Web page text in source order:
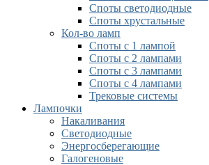
Споты светодиодные
Споты хрустальные
Кол-во ламп
Споты с 1 лампой
Споты с 2 лампами
Споты с 3 лампами
Споты с 4 лампами
Трековые системы
Лампочки
Накаливания
Светодиодные
Энергосберегающие
Галогеновые